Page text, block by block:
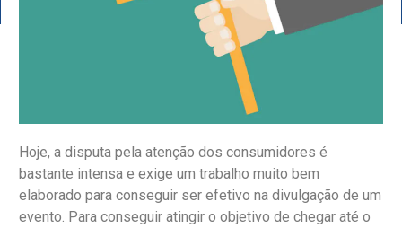
Hoje, a disputa pela atenção dos consumidores é
bastante intensa e exige um trabalho muito bem
elaborado para conseguir ser efetivo na divulgação de um
evento. Para conseguir atingir o objetivo de chegar até o